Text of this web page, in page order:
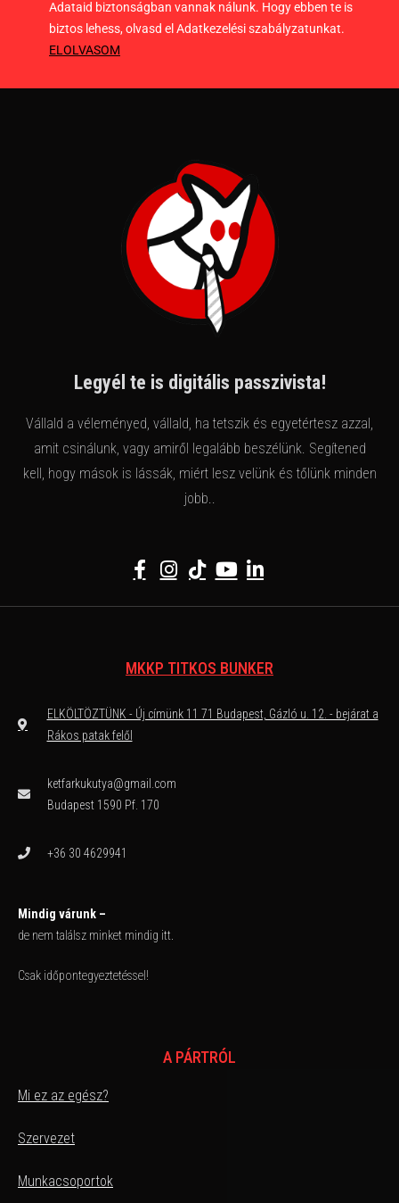
Adataid biztonságban vannak nálunk. Hogy ebben te is
biztos lehess, olvasd el Adatkezelési szabályzatunkat.
ELOLVASOM
Legyél te is digitális passzivista!
Vállald a véleményed, vállald, ha tetszik és egyetértesz azzal,
amit csinálunk, vagy amiről legalább beszélünk. Segítened
kell, hogy mások is lássák, miért lesz velünk és tőlünk minden
jobb..
MKKP TITKOS BUNKER
ELKÖLTÖZTÜNK - Új címünk 11 71 Budapest, Gázló u. 12. - bejárat a
Rákos patak felől
ketfarkukutya@gmail.com
Budapest 1590 Pf. 170
+36 30 4629941
Mindig várunk –
de nem találsz minket mindig itt.
Csak időpontegyeztetéssel!
A PÁRTRÓL
Mi ez az egész?
Szervezet
Munkacsoportok